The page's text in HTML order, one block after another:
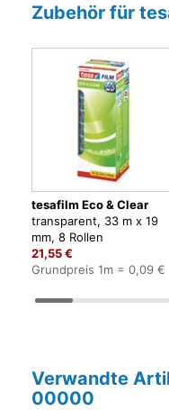
Zubehör für
tesafilm Eco & Clear
transparent, 33 m x 19
mm, 8 Rollen
21,55 €
Grundpreis 1m = 0,09 €
Verwandte
00000